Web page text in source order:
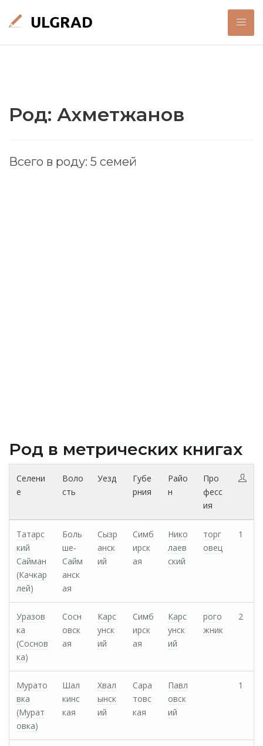
Род: Ахметжанов
Всего в роду: 5 семей
Род в метрических книгах
Селени
е
Воло
сть
Уезд
Губе
рния
Райо
н
Про
фесс
ия
Татарс
кий
Сайман
(Качкар
лей)
Боль
ше-
Сайм
анск
ая
Сызр
анск
ий
Симб
ирск
ая
Нико
лаев
ский
торг
овец
1
Уразов
ка
(Соснов
ка)
Сосн
овск
ая
Карс
унск
ий
Симб
ирск
ая
Карс
унск
ий
рого
жник
2
Мурато
вка
(Мурат
овка)
Шал
кинс
кая
Хвал
ынск
ий
Сара
товс
кая
Павл
овск
ий
1